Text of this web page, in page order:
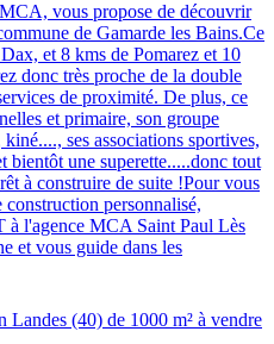
vous propose de découvrir
de Gamarde les Bains.Ce
et 8 kms de Pomarez et 10
donc très proche de la double
de proximité. De plus, ce
et primaire, son groupe
ses associations sportives,
bientôt une superette.....donc tout
à construire de suite !Pour vous
personnalisé,
l'agence MCA Saint Paul Lès
et vous guide dans les